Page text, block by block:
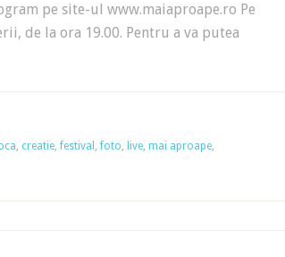
pe site-ul www.maiaproape.ro Pe
de la ora 19.00. Pentru a va putea
, creatie,festival ,foto, live, mai aproape,